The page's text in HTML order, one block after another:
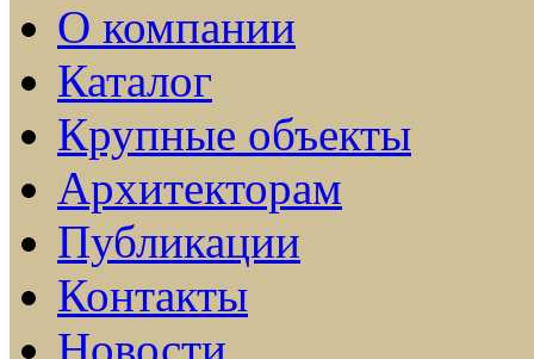
О компании
Каталог
Крупные объекты
Архитекторам
Публикации
Контакты